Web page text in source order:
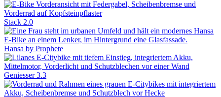
Stack 2.0
Hansa by Prophete
Geniesser 3.3